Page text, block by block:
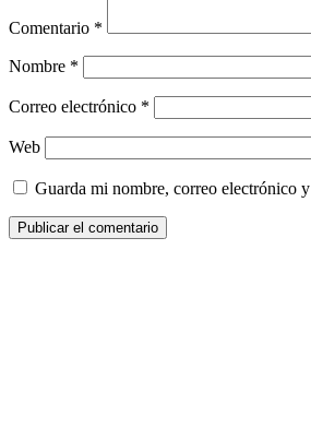
Comentario *
Nombre *
Correo electrónico *
Web
Guarda mi nombre, correo electrónico